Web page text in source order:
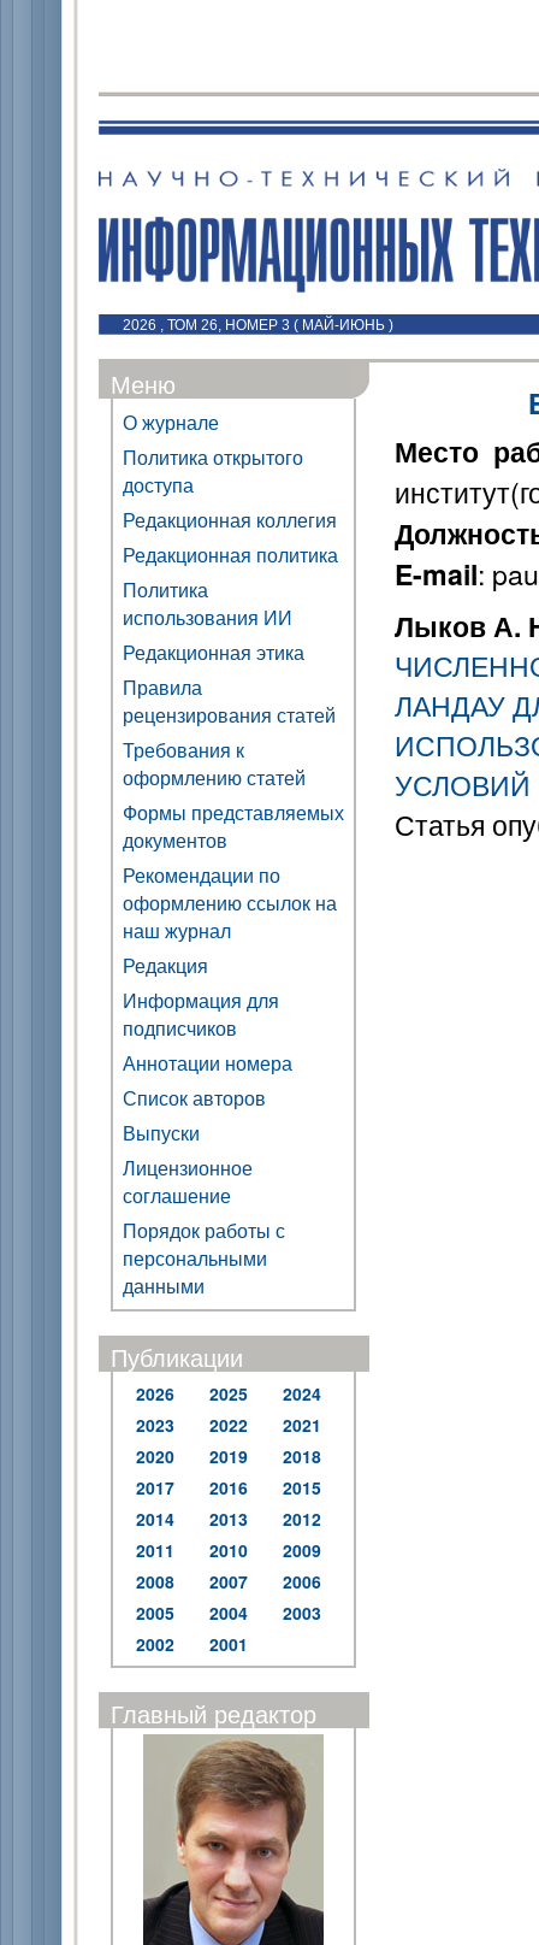
2026 , ТОМ 26, НОМЕР 3 ( МАЙ-ИЮНЬ )
Меню
О журнале
Политика открытого
доступа
Редакционная коллегия
Редакционная политика
Политика
использования ИИ
Редакционная этика
Правила
рецензирования статей
Требования к
оформлению статей
Формы представляемых
документов
Рекомендации по
оформлению ссылок на
наш журнал
Редакция
Информация для
подписчиков
Аннотации номера
Список авторов
Выпуски
Лицензионное
соглашение
Порядок работы с
персональными
данными
Публикации
2026 2025
2024
2023
2022
2021
2020
2019
2018
2017
2016
2015
2014
2013
2012
2011
2010
2009
2008
2007
2006
2005
2004
2003
2002
2001
Главный редактор
Место
E-mail:
Лыков А.
ЛАНДАУ
УСЛОВИЙ
Статья